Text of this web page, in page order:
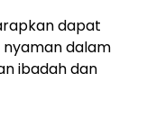
dapat
dalam
ibadah dan